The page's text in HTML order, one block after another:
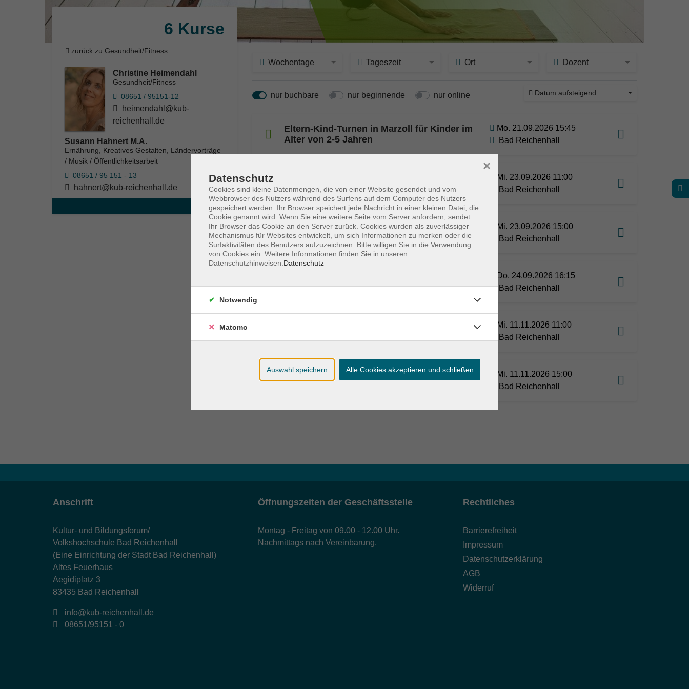
6 Kurse
zurück zu Gesundheit/Fitness
Christine Heimendahl
Gesundheit/Fitness
08651 / 95151-12
heimendahl@kub-
reichenhall.de
Susann Hahnert M.A.
Ernährung, Kreatives Gestalten, Ländervorträge
/ Musik / Öffentlichkeitsarbeit
08651 / 95 151 - 13
hahnert@kub-reichenhall.de
Wochentage Tageszeit Ort Dozent
nur buchbare nur beginnende nur online Datum aufsteigend
Eltern-Kind-Turnen in Marzoll für Kinder im
Alter von 2-5 Jahren
Mo. 21.09.2026 15:45
Bad Reichenhall
Monate, Kurs A
Mi. 23.09.2026 11:00
Bad Reichenhall
fitdankbaby®-für Mamas mit Kleinkind ab 15
Monaten
Mi. 23.09.2026 15:00
Bad Reichenhall
5 Jahren
Do. 24.09.2026 16:15
Bad Reichenhall
Mi. 11.11.2026 11:00
Bad Reichenhall
fitdankbaby®-für Mamas mit Kleinkind ab 15
Mi. 11.11.2026 15:00
Bad Reichenhall
Anschrift
Kultur- und Bildungsforum/
Volkshochschule Bad Reichenhall
(Eine Einrichtung der Stadt Bad Reichenhall)
Altes Feuerhaus
Aegidiplatz 3
83435 Bad Reichenhall
info@kub-reichenhall.de
08651/95151 - 0
Öffnungszeiten der Geschäftsstelle
Montag - Freitag von 09.00 - 12.00 Uhr.
Nachmittags nach Vereinbarung.
Rechtliches
Barrierefreiheit
Impressum
Datenschutzerklärung
AGB
Widerruf
Datenschutz
Cookies sind kleine Datenmengen, die von einer Website gesendet und vom
Webbrowser des Nutzers während des Surfens auf dem Computer des Nutzers
gespeichert werden. Ihr Browser speichert jede Nachricht in einer kleinen Datei, die
Cookie genannt wird. Wenn Sie eine weitere Seite vom Server anfordern, sendet
Ihr Browser das Cookie an den Server zurück. Cookies wurden als zuverlässiger
Mechanismus für Websites entwickelt, um sich Informationen zu merken oder die
Surfaktivitäten des Benutzers aufzuzeichnen. Bitte willigen Sie in die Verwendung
von Cookies ein. Weitere Informationen finden Sie in unseren
Datenschutzhinweisen. Datenschutz
×
Notwendig
Matomo
Auswahl speichern Alle Cookies akzeptieren und schließen